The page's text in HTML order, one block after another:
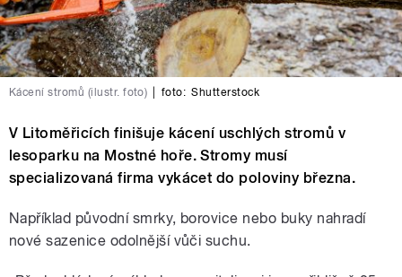
Kácení stromů (ilustr. foto) foto: Shutterstock
V Litoměřicích finišuje kácení uschlých stromů v
lesoparku na Mostné hoře. Stromy musí
specializovaná firma vykácet do poloviny března.
Například původní smrky, borovice nebo buky nahradí
nové sazenice odolnější vůči suchu.